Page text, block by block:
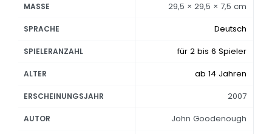
MASSE 29,5 × 29,5 × 7,5 cm
SPRACHE Deutsch
SPIELERANZAHL für 2 bis 6 Spieler
ALTER ab 14 Jahren
ERSCHEINUNGSJAHR 2007
AUTOR John Goodenough